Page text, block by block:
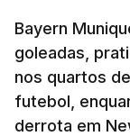
Bayern
goleadas,
nos quartos
futebol,
derrota em